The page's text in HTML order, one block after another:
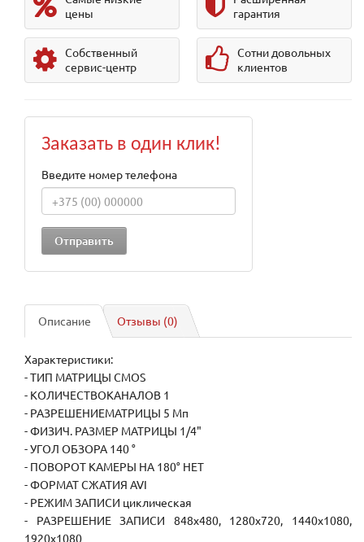
цены
гарантия
Собственный
сервис-центр
Сотни довольных
клиентов
Заказать в один клик!
Введите номер телефона
Описание Отзывы (0)
Характеристики:
- ТИП МАТРИЦЫ CMOS
- КОЛИЧЕСТВОКАНАЛОВ 1
- РАЗРЕШЕНИЕМАТРИЦЫ 5 Мп
- ФИЗИЧ. РАЗМЕР МАТРИЦЫ 1/4"
- УГОЛ ОБЗОРА 140 °
- ПОВОРОТ КАМЕРЫ НА 180° НЕТ
- ФОРМАТ СЖАТИЯ AVI
- РЕЖИМ ЗАПИСИ циклическая
- РАЗРЕШЕНИЕ ЗАПИСИ 848x480, 1280x720, 1440x1080,
1920x1080